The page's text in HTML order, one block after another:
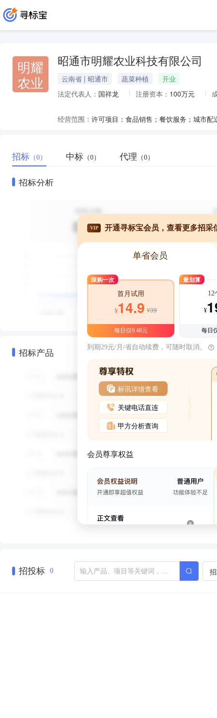
明耀
农业
昭通市明耀农业科技有限公司
云南省 | 昭通市 蔬菜种植
开业
法定代表人： 国祥龙 注册资本： 100万元
经营范围：
招标 （0） 中标 （0） 代理 （0）
招标分析
招标产品
VIP 开通寻标宝会员，查看更多招采
单省会员
限购一次
首月试用
¥14.9 ¥39
每日仅0.48元
最划算
12
¥
每日
到期29元/月/省自动续费，可随时取消。
标讯详情查看
关键电话直连
甲方分析查询
会员尊享权益
招投标 0